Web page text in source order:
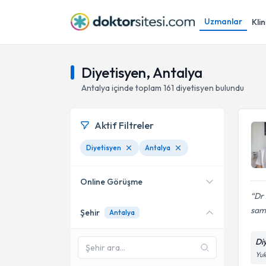
Uzmanlar
Diyetisyen, Antalya
Antalya içinde toplam 161 diyetisyen bulundu
Dr
Aktif Filtreler
Diyetisyen Antalya
Online Görüşme
Online danışmanlık sunan
SadeceAntalya
Şehir Antalya